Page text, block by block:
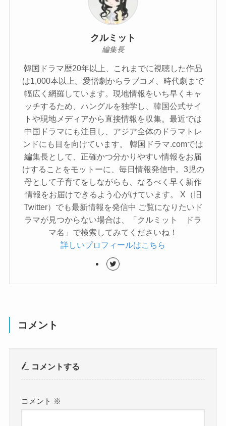
クルミット
編集長
韓国ドラマ歴20年以上、これまでに視聴した作品
は1,000本以上。愛憎劇からラブコメ、時代劇まで
幅広く網羅しています。現地情報をいち早くキャ
ッチするため、ハングルを独学し、韓国公式サイ
トや現地メディアから直接情報を収集。最近では
中国ドラマにも注目し、アジア全体のドラマトレ
ンドにも目を向けています。 韓国ドラマ.comでは
編集長として、正確かつ分かりやすい情報をお届
けすることをモットーに、毎日情報発信中。3児の
母として子育てをしながらも、なるべく早く新作
情報をお届けできるよう心がけています。 X（旧
Twitter）でも最新情報を発信中 ご覧になりたいド
ラマが見つからない場合は、「クルミット ドラ
マ名」で検索してみてくださいね！
詳しいプロフィールはこちら
コメント
コメントする
コメント ※